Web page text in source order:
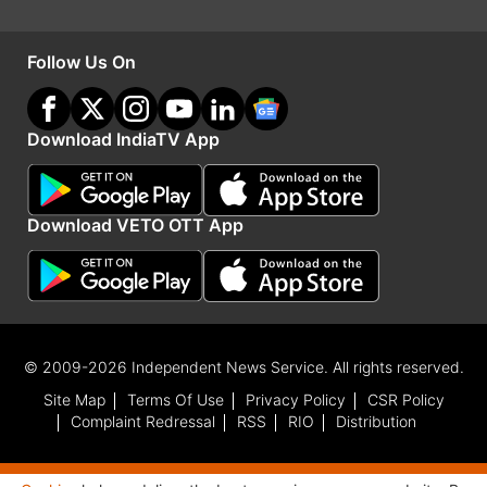
पहली बार मिली 2 प्लेयर्स को जगह, हर्षित राणा की भी हुई
वापसी
चुका था वह 15 साल के वैभव सूर्यवंशी का है जिनका
आईपीएल 2026 में शानदार प्रदर्शन देखने को मिला तो
Follow Us On
Download IndiaTV App
Download VETO OTT App
© 2009-2026 Independent News Service. All rights reserved.
Site Map
Terms Of Use Privacy Policy
CSR Policy
Complaint Redressal
RSS RIO Distribution